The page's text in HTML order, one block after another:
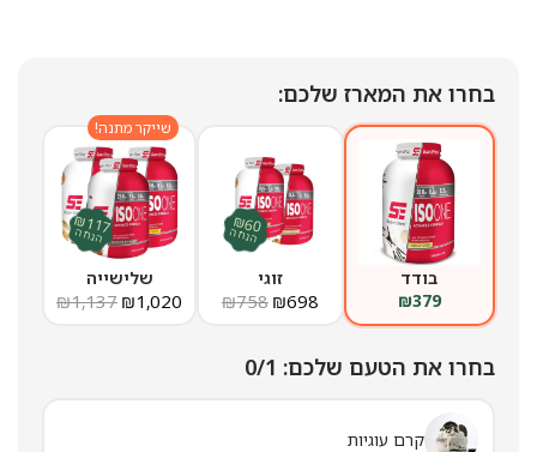
בחרו את המארז שלכם:
בודד
₪379
₪60
הנחה
זוגי
₪698
₪758
שייקר מתנה!
₪117
הנחה
שלישייה
₪1,020
₪1,137
בחרו את הטעם שלכם: 0/1
קרם עוגיות